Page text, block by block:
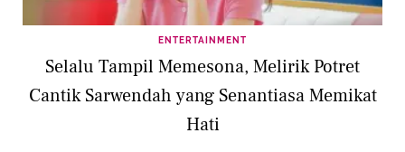
ENTERTAINMENT
Selalu Tampil Memesona, Melirik Potret
Cantik Sarwendah yang Senantiasa Memikat
Hati